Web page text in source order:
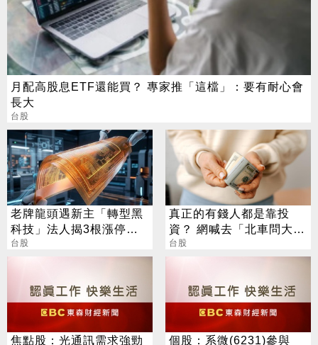
月配高股息ETF還能買？ 專家推「這檔」：要有耐心會
長大
台股
老牌龍頭遇新主「轉型黑
科技」法人揭3根漲停背
後秘辛
台股
真正的有錢人都是靠投
資？ 網喊去「北車問大
師」：保證專業
台股
焦點股：光通訊需求強勁 個股：系微(6231)參與